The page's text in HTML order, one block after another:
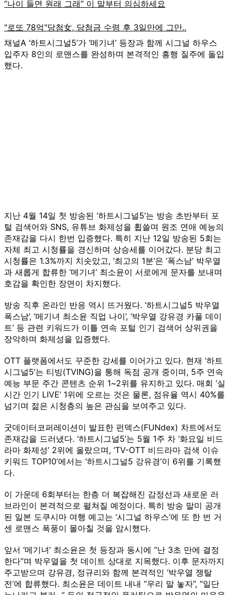
채널A ‘하트시그널5’가 ‘메기녀’ 등장과 함께 시그널 하우스
입주자 8인의 로맨스를 완성하며 본격적인 흥행 질주에 돌입
했다.
지난 4월 14일 첫 방송된 ‘하트시그널5’는 방송 초반부터 포
털 검색어와 SNS, 유튜브 화제성을 휩쓸며 원조 연애 예능의
존재감을 다시 한번 입증했다. 특히 지난 12일 방송된 5회는
자체 최고 시청률을 경신하며 상승세를 이어갔다. 분당 최고
시청률은 1.3%까지 치솟았고, ‘최고의 1분’은 ‘폭스남’ 박우열
과 새롭게 합류한 ‘메기녀’ 최소윤이 서로에게 문자를 보내며
호감을 확인한 장면이 차지했다.
방송 직후 온라인 반응 역시 뜨거웠다. ‘하트시그널5 박우열
폭스남’, ‘메기녀 최소윤 직업 나이’, ‘박우열 강유경 카풀 데이
트’ 등 관련 키워드가 이틀 연속 포털 인기 검색어 상위권을
장악하며 화제성을 입증했다.
OTT 플랫폼에서도 꾸준한 강세를 이어가고 있다. 현재 ‘하트
시그널5’는 티빙(TVING)을 통해 독점 공개 중이며, 5주 연속
예능 부문 주간 콘텐츠 순위 1~2위를 유지하고 있다. 매회 ‘실
시간 인기 LIVE’ 1위에 오르는 것은 물론, 점유율 역시 40%를
넘기며 젊은 시청층의 높은 관심을 보여주고 있다.
굿데이터코퍼레이션이 발표한 펀덱스(FUNdex) 차트에서도
존재감을 드러냈다. ‘하트시그널5’는 5월 1주 차 ‘화요일 비드
라마 화제성’ 2위에 올랐으며, ‘TV-OTT 비드라마 검색 이슈
키워드 TOP10’에서는 ‘하트시그널5 강유경’이 6위를 기록했
다.
이 가운데 6회부터는 한층 더 복잡해진 감정선과 새로운 러
브라인이 본격적으로 펼쳐질 예정이다. 특히 방송 말미 공개
된 일본 도쿠시마 여행 예고는 ‘시그널 하우스’에 또 한 번 거
센 로맨스 폭풍이 몰아칠 것을 암시했다.
앞서 ‘메기녀’ 최소윤은 첫 등장과 동시에 “난 3초 만에 결정
한다”며 박우열을 첫 데이트 상대로 지목했다. 이후 문자까지
주고받으며 강유경, 정규리와 함께 본격적인 ‘박우열 쟁탈
전’에 합류했다. 최소윤은 데이트 내내 “우리 말 놓자”, “일단